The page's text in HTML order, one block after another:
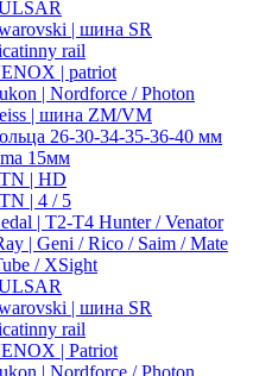
| шина SR
rail
| patriot
| Nordforce / Photon
| шина ZM/VM
26-30-34-35-36-40 мм
15мм
| HD
| 4 / 5
| T2-T4 Hunter / Venator
| Geni / Rico / Saim / Mate
/ XSight
| шина SR
rail
| Patriot
| Nordforce / Photon